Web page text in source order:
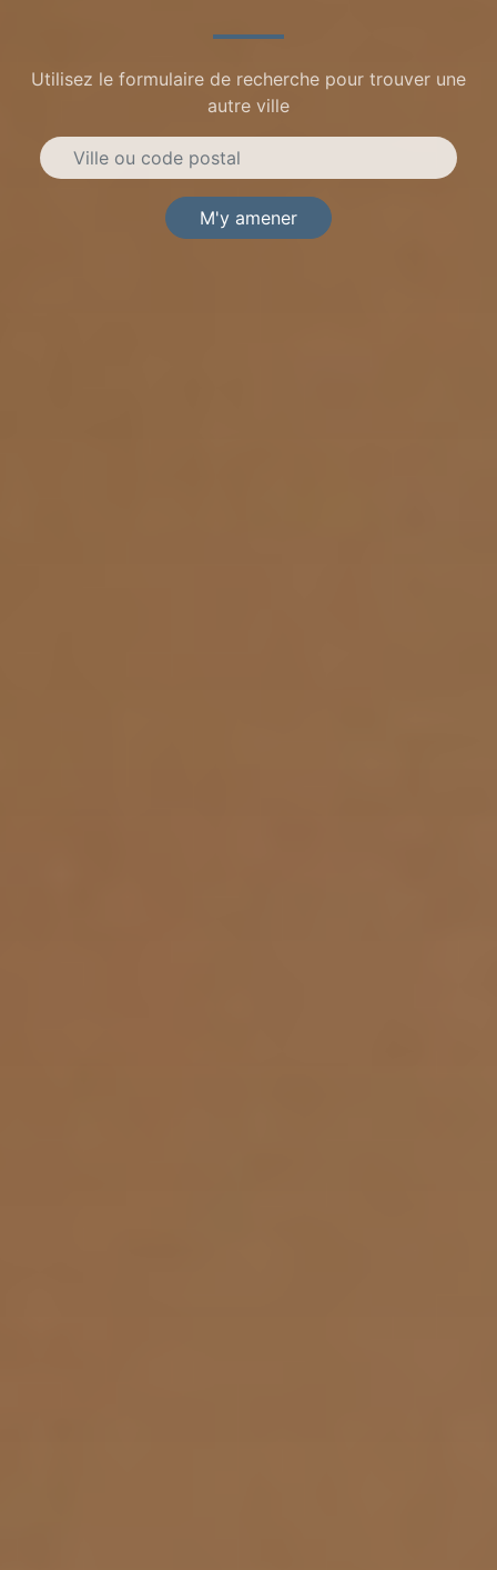
Utilisez le formulaire de recherche pour trouver une
autre ville
M'y amener